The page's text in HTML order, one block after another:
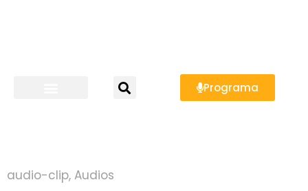
Programa
audio-clip, Audios